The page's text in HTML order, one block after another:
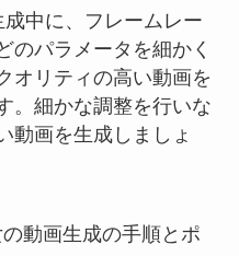
中に、フレームレー
のパラメータを細かく
オリティの高い動画を
。細かな調整を行いな
動画を生成しましょ
動画生成の手順とポ